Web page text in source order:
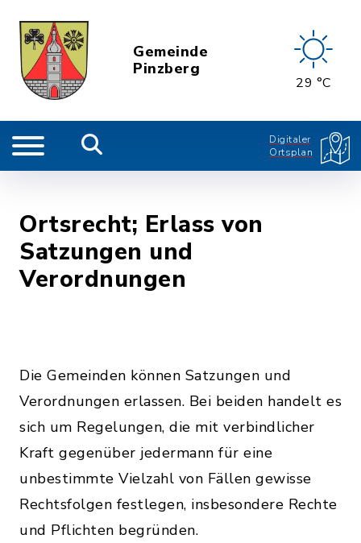
Gemeinde
Pinzberg
29 °C
Digitaler
Ortsplan
Ortsrecht; Erlass von
Satzungen und
Verordnungen
Die Gemeinden können Satzungen und
Verordnungen erlassen. Bei beiden handelt es
sich um Regelungen, die mit verbindlicher
Kraft gegenüber jedermann für eine
unbestimmte Vielzahl von Fällen gewisse
Rechtsfolgen festlegen, insbesondere Rechte
und Pflichten begründen.